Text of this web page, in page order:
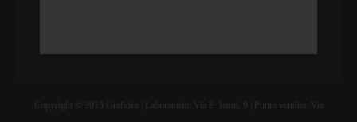
Copyright © 2015 Grafidea | Laboratorio: Via E. Ianni, 9 | Punto vendita: Via